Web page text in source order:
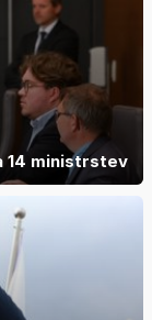
14 ministrstev